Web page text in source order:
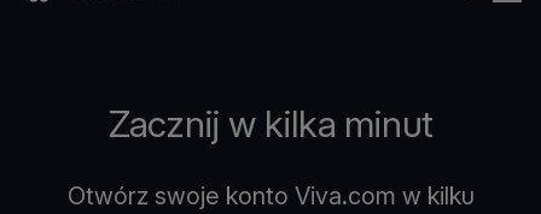
Zacznij w kilka minut
Otwórz swoje konto Viva.com w kilku